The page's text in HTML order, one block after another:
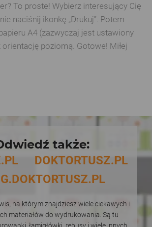
To proste! Wybierz interesujący Cię
naciśnij ikonkę „Drukuj”. Potem
A4 (zazwyczaj jest ustawiony
poziomą. Gotowe! Miłej
także:
DOKTORTUSZ.PL
na którym znajdziesz wiele ciekawych i
materiałów do wydrukowania. Są tu
łamigłówki, rebusy i wiele innych